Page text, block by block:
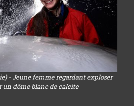
- Jeune femme regardant exploser
un dôme blanc de calcite